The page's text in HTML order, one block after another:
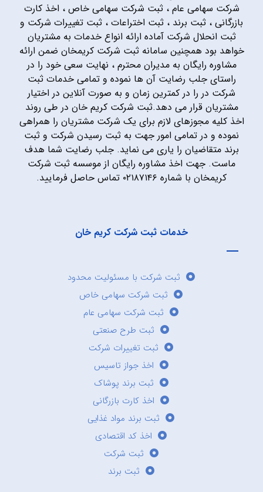
شرکت سهامی عام ، ثبت شرکت سهامی خاص ، اخذ کارت
بازرگانی ، ثبت برند ، ثبت اختراعات ، ثبت تغییرات شرکت و
ثبت انحلال شرکت آماده ارائه انواع خدمات به مشتریان
خواهد بود همچنین سامانه ثبت شرکت کریمخان ضمن ارائه
مشاوره رایگان به مدیران محترم ، نهایت سعی خود را در
راستای جلب رضایت آن ها نموده و تمامی خدمات ثبت
شرکت در را در کمترین زمان و به صورت آنلاین در اختیار
مشتریان قرار می دهد.ثبت شرکت کریم خان در طی روند
اخذ کلیه مجوزهای لازم برای یک شرکت مشتریان را همراهی
نموده و در تمامی امور جهت به ثبت رسیدن شرکت و ثبت
برند متقاضیان را یاری می نماید. جلب رضایت شما هدف
ماست. جهت اخذ مشاوره رایگان از موسسه ثبت شرکت
کریمخان با شماره ۰۲۱۸۷۱۴۶ تماس حاصل فرمایید.
خدمات ثبت شرکت کریم خان
ثبت شرکت با مسئولیت محدود
ثبت شرکت سهامی خاص
ثبت شرکت سهامی عام
ثبت طرح صنعتی
ثبت تغییرات شرکت
اخذ جواز تاسیس
ثبت برند پوشاک
اخذ کارت بازرگانی
ثبت برند مواد غذایی
اخذ کد اقتصادی
ثبت شرکت
ثبت برند